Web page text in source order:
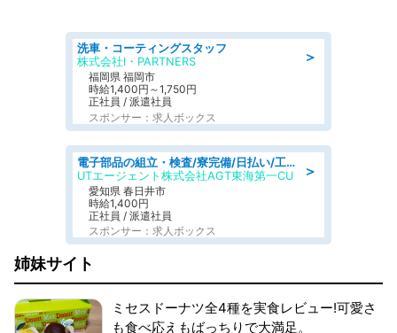
＞
洗車・コーティングスタッフ
株式会社I・PARTNERS
福岡県 福岡市
時給1,400円～1,750円
正社員 / 派遣社員
スポンサー：求人ボックス
＞
電子部品の組立・検査/寮完備/日払い/工場・製造
UTエージェント株式会社AGT東海第一CU
愛知県 春日井市
時給1,400円
正社員 / 派遣社員
スポンサー：求人ボックス
姉妹サイト
ミセスドーナツ全4種を実食レビュー!可愛さ
も食べ応えもばっちりで大満足。